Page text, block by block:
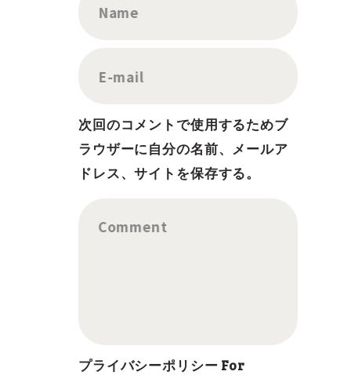
Name
E-mail
次回のコメントで使用するためブ
ラウザーに自分の名前、メールア
ドレス、サイトを保存する。
Comment
プライバシーポリシー For